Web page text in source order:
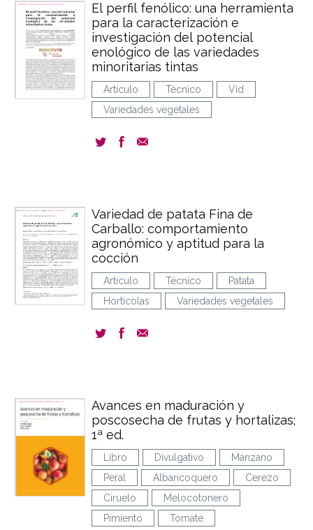
El perfil fenólico: una herramienta
para la caracterización e
investigación del potencial
enológico de las variedades
minoritarias tintas
Artículo Técnico
Vid
Variedades vegetales
Variedad de patata Fina de
Carballo: comportamiento
agronómico y aptitud para la
cocción
Artículo Técnico
Patata
Hortícolas
Variedades vegetales
Avances en maduración y
poscosecha de frutas y hortalizas;
1ª ed.
Libro Divulgativo
Manzano
Peral
Albaricoquero
Cerezo
Ciruelo
Melocotonero
Pimiento
Tomate